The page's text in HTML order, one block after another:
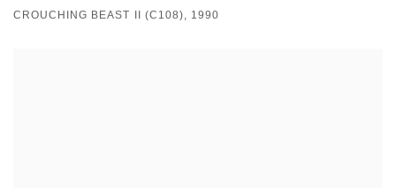
CROUCHING BEAST II (C108), 1990